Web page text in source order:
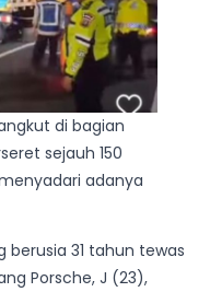
di bagian
sejauh 150
adanya
berusia 31 tahun tewas
Porsche, J (23),